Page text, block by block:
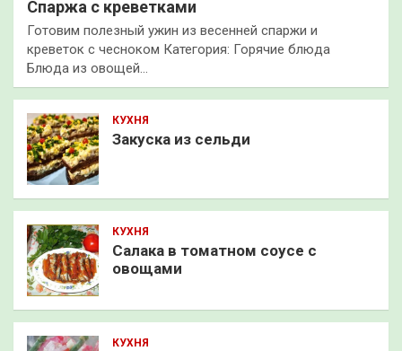
Спаржа с креветками
Готовим полезный ужин из весенней спаржи и
креветок с чесноком Категория: Горячие блюда
Блюда из овощей…
КУХНЯ
Закуска из сельди
КУХНЯ
Салака в томатном соусе с
овощами
КУХНЯ